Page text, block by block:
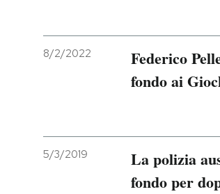
8/2/2022
Federico
fondo ai
5/3/2019
La polizia
fondo per